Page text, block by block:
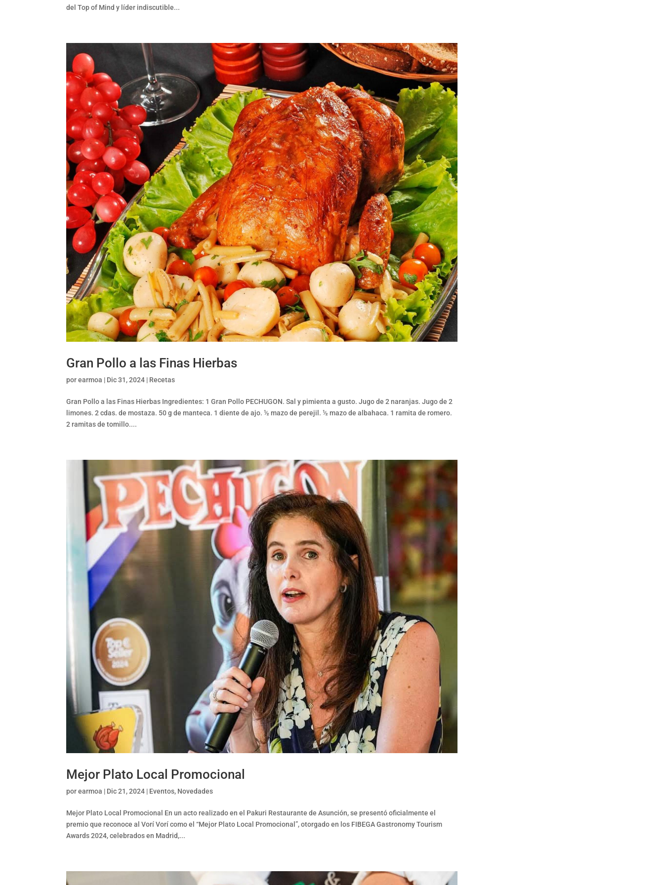
del Top of Mind y líder indiscutible...
Gran Pollo a las Finas Hierbas
porearmoa | Dic 31, 2024 | Recetas
Gran Pollo a las Finas Hierbas Ingredientes: 1 Gran Pollo PECHUGON. Sal y pimienta a gusto. Jugo de 2 naranjas. Jugo de 2
limones. 2 cdas. de mostaza. 50 g de manteca. 1 diente de ajo. ½ mazo de perejil. ½ mazo de albahaca. 1 ramita de romero.
2 ramitas de tomillo....
Mejor Plato Local Promocional
porearmoa | Dic 21, 2024 | Eventos, Novedades
Mejor Plato Local Promocional En un acto realizado en el Pakuri Restaurante de Asunción, se presentó oficialmente el
premio que reconoce al Vorí Vorí como el “Mejor Plato Local Promocional”, otorgado en los FIBEGA Gastronomy Tourism
Awards 2024, celebrados en Madrid,...